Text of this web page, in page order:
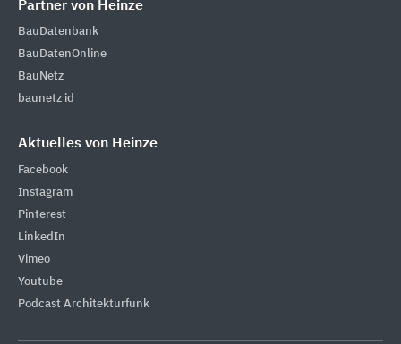
Partner von Heinze
BauDatenbank
BauDatenOnline
BauNetz
baunetz id
Aktuelles von Heinze
Facebook
Instagram
Pinterest
LinkedIn
Vimeo
Youtube
Podcast Architekturfunk